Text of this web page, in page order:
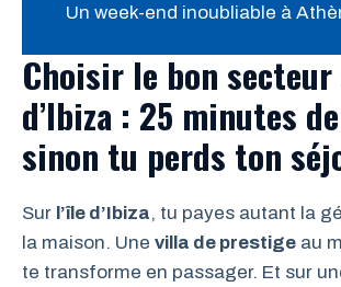
Un week-end inoubliable à
Choisir le bon secteur
d’Ibiza : 25 minutes
sinon tu perds ton
Sur l’île d’Ibiza, tu payes autant la
la maison. Une villa de prestige au
te transforme en passager. Et sur